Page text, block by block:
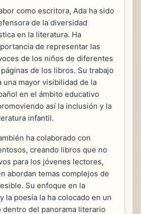
como escritora, Ada ha sido
de la diversidad
en la literatura. Ha
de representar las
de los niños de diferentes
de los libros. Su trabajo
una mayor visibilidad de la
en el ámbito educativo
así la inclusión y la
infantil.
ha colaborado con
creando libros que no
para los jóvenes lectores,
abordan temas complejos de
Su enfoque en la
la poesía la ha colocado en un
dentro del panorama literario